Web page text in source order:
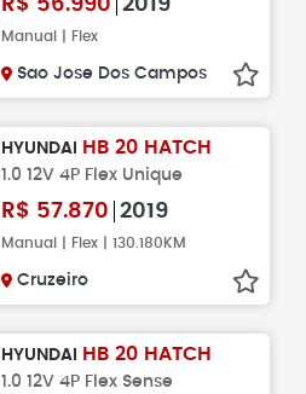
R$ 56.990 2019
Manual | Flex
Sao Jose Dos Campos
HYUNDAI HB 20 HATCH
1.0 12V 4P Flex Unique
R$ 57.870 2019
Manual | Flex | 130.180KM
Cruzeiro
HYUNDAI HB 20 HATCH
1.0 12V 4P Flex Sense